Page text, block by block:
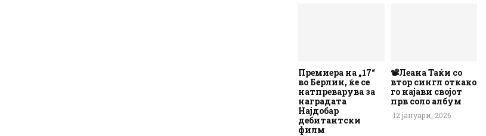
Премиера на „17“
во Берлин, ќе се
натпреварува за
наградата
Најдобар
дебитантски
филм
📽️Леана Таќи со
втор сингл откако
го најави својот
прв соло албум
12 јануари, 2026